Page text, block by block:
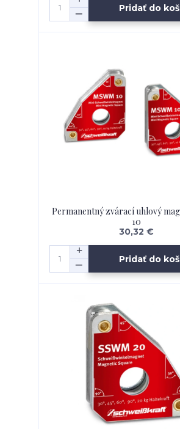
Pridať do
Permanentný zvárací uhlový
10
30,32 €
Pridať do